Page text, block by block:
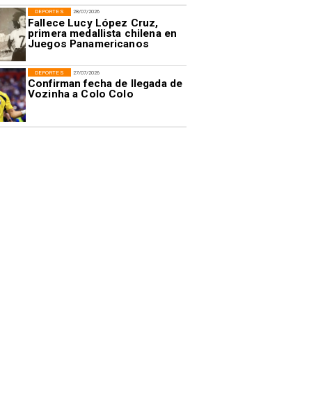
28/07/2026
Fallece Lucy López Cruz,
primera medallista chilena en
Juegos Panamericanos
DEPORTES
27/07/2026
Confirman fecha de llegada de
Vozinha a Colo Colo
DEPORTES